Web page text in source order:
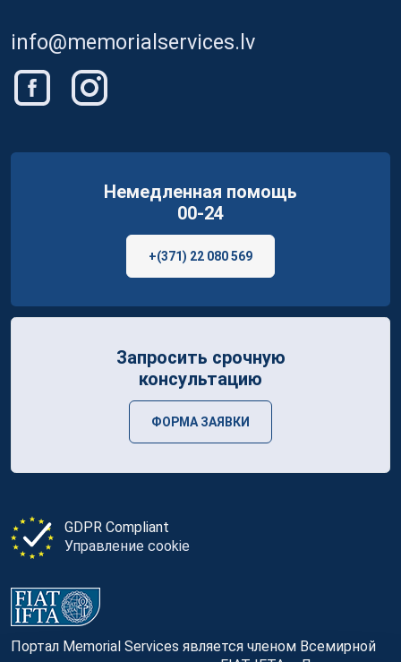
info@memorialservices.lv
GDPR Compliant
Управление cookie
Портал Memorial Services является членом Всемирной
Немедленная помощь
00-24
+(371) 22 080 569
Запросить срочную
консультацию
ФОРМА ЗАЯВКИ